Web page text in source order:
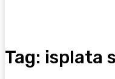
Tag: isplata